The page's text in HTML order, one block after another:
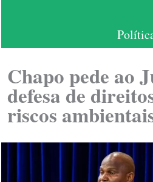
Chapo pede ao
defesa de
riscos